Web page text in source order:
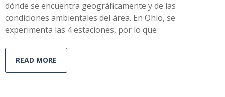
dónde se encuentra geográficamente y de las
condiciones ambientales del área. En Ohio, se
experimenta las 4 estaciones, por lo que
READ MORE